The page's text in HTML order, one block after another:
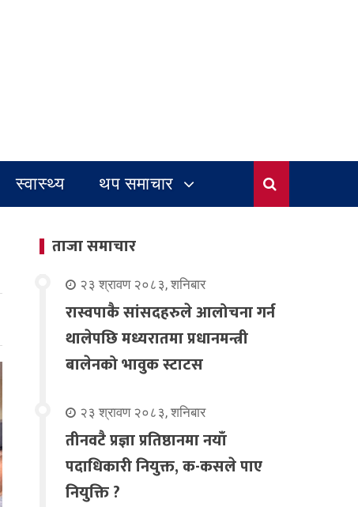
स्वास्थ्य थप समाचार
ताजा समाचार
२३ श्रावण २०८३, शनिबार
रास्वपाकै सांसदहरुले आलोचना गर्न
थालेपछि मध्यरातमा प्रधानमन्त्री
बालेनको भावुक स्टाटस
२३ श्रावण २०८३, शनिबार
तीनवटै प्रज्ञा प्रतिष्ठानमा नयाँ
पदाधिकारी नियुक्त, क-कसले पाए
नियुक्ति ?